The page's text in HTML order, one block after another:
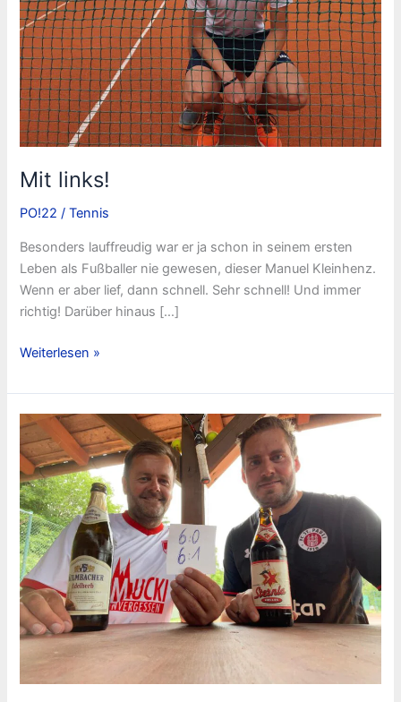
Mit links!
PO!22 /Tennis
Besonders lauffreudig war er ja schon in seinem ersten
Leben als Fußballer nie gewesen, dieser Manuel Kleinhenz.
Wenn er aber lief, dann schnell. Sehr schnell! Und immer
richtig! Darüber hinaus […]
Mit
Weiterlesen »